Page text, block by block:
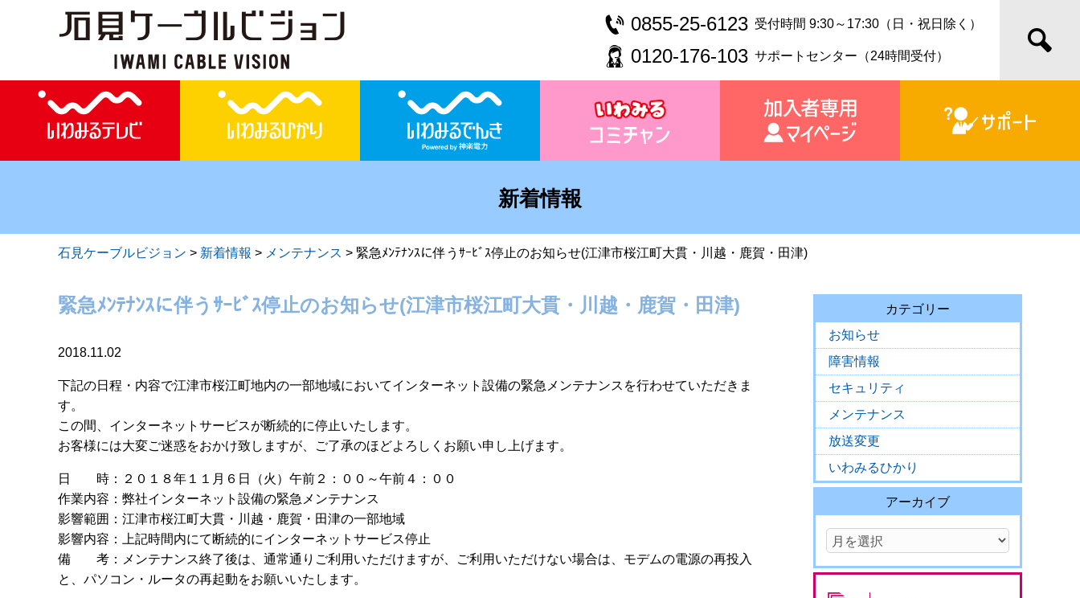
0855-25-6123 受付時間 9:30～17:30（日・祝日除く）
0120-176-103 サポートセンター（24時間受付）
新着情報
石見ケーブルビジョン > 新着情報 > メンテナンス > 緊急ﾒﾝﾃﾅﾝｽに伴うｻｰﾋﾞｽ停止のお知らせ(江津市桜江町大貫・川越・鹿賀・田津)
緊急ﾒﾝﾃﾅﾝｽに伴うｻｰﾋﾞｽ停止のお知らせ(江津市桜江町大貫・川越・鹿賀・田津)
2018.11.02
下記の日程・内容で江津市桜江町地内の一部地域においてインターネット設備の緊急メンテナンスを行わせていただきま
す。
この間、インターネットサービスが断続的に停止いたします。
お客様には大変ご迷惑をおかけ致しますが、ご了承のほどよろしくお願い申し上げます。
日 時：２０１８年１１月６日（火）午前２：００～午前４：００
作業内容：弊社インターネット設備の緊急メンテナンス
影響範囲：江津市桜江町大貫・川越・鹿賀・田津の一部地域
影響内容：上記時間内にて断続的にインターネットサービス停止
備 考：メンテナンス終了後は、通常通りご利用いただけますが、ご利用いただけない場合は、モデムの電源の再投入
と、パソコン・ルータの再起動をお願いいたします。
カテゴリー
お知らせ
障害情報
セキュリティ
メンテナンス
放送変更
いわみるひかり
アーカイブ